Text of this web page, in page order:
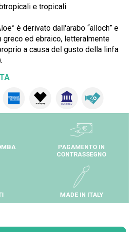
e tropicali.
è derivato dall'arabo “alloch” e
greco ed ebraico, letteralmente
a causa del gusto della linfa
PAGAMENTO IN
CONTRASSEGNO
MADE IN ITALY